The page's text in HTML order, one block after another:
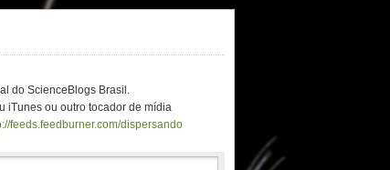
do ScienceBlogs Brasil.
iTunes ou outro tocador de mídia
feeds.feedburner.com/dispersando